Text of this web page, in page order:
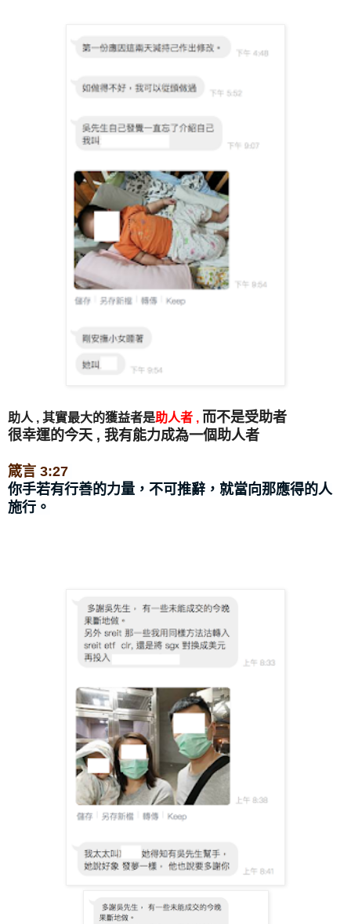
助人 , 其實最大的獲益者是助人者 , 而不是受助者
很幸運的今天 , 我有能力成為一個助人者
箴言 3:27
你手若有行善的力量，不可推辭，就當向那應得的人
施行。